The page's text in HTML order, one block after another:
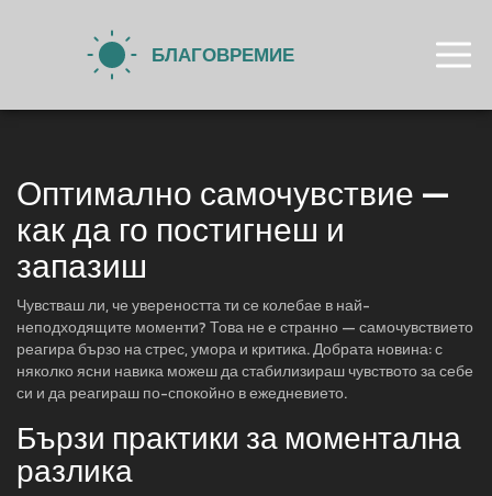
Оптимално самочувствие —
как да го постигнеш и
запазиш
Чувстваш ли, че увереността ти се колебае в най-
неподходящите моменти? Това не е странно — самочувствието
реагира бързо на стрес, умора и критика. Добрата новина: с
няколко ясни навика можеш да стабилизираш чувството за себе
си и да реагираш по-спокойно в ежедневието.
Бързи практики за моментална
разлика